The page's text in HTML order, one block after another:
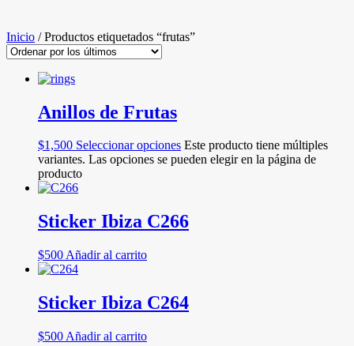
Inicio / Productos etiquetados “frutas”
Anillos de Frutas
$1,500 Seleccionar opciones Este producto tiene múltiples
variantes. Las opciones se pueden elegir en la página de
producto
Sticker Ibiza C266
$500 Añadir al carrito
Sticker Ibiza C264
$500 Añadir al carrito